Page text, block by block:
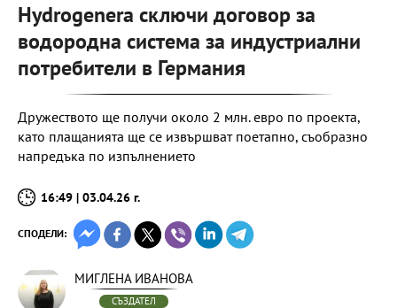
Hydrogenera сключи договор за
водородна система за индустриални
потребители в Германия
Дружеството ще получи около 2 млн. евро по проекта,
като плащанията ще се извършват поетапно, съобразно
напредъка по изпълнението
16:49 | 03.04.26 г.
СПОДЕЛИ:
МИГЛЕНА ИВАНОВА
СЪЗДАТЕЛ